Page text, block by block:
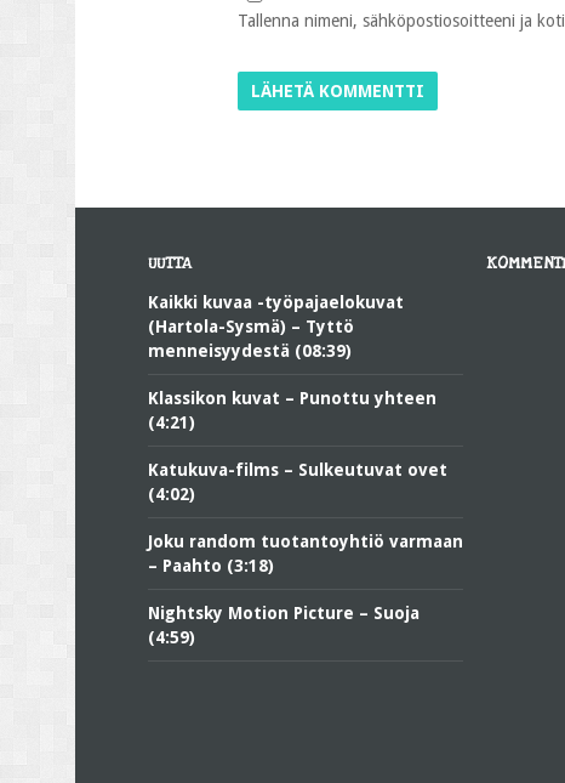
Tallenna nimeni, sähköpostiosoitteeni ja
UUTTA
Kaikki kuvaa -työpajaelokuvat
(Hartola-Sysmä) – Tyttö
menneisyydestä (08:39)
Klassikon kuvat – Punottu yhteen
(4:21)
Katukuva-films – Sulkeutuvat ovet
(4:02)
Joku random tuotantoyhtiö varmaan
– Paahto (3:18)
Nightsky Motion Picture – Suoja
(4:59)